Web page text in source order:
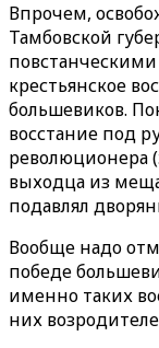
Впрочем,
Тамбовской
крестьянское
большевиков.
восстание под
революционера
выходца из
подавлял
Вообще надо
победе
именно таких
них